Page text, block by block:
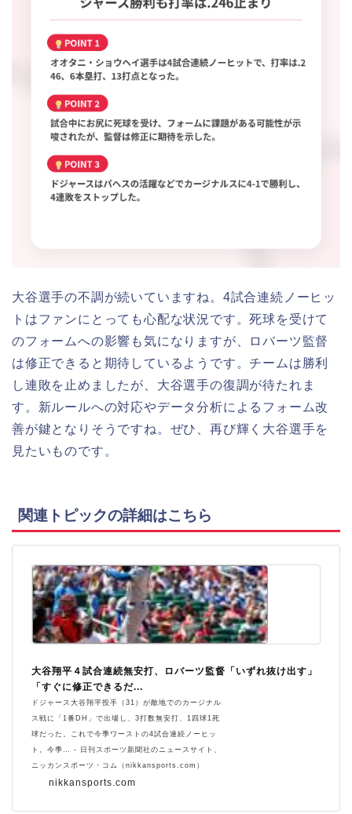
大谷選手の不調が続いていますね。4試合連続ノーヒッ
トはファンにとっても心配な状況です。死球を受けて
のフォームへの影響も気になりますが、ロバーツ監督
は修正できると期待しているようです。チームは勝利
し連敗を止めましたが、大谷選手の復調が待たれま
す。新ルールへの対応やデータ分析によるフォーム改
善が鍵となりそうですね。ぜひ、再び輝く大谷選手を
見たいものです。
関連トピックの詳細はこちら
nikkansports.com
大谷翔平４試合連続無安打、ロバーツ監督「いずれ抜け出す」
「すぐに修正できるだ...
ドジャース大谷翔平投手（31）が敵地でのカージナル
ス戦に「1番DH」で出場し、3打数無安打、1四球1死
球だった。これで今季ワーストの4試合連続ノーヒッ
ト。今季… - 日刊スポーツ新聞社のニュースサイト、
ニッカンスポーツ・コム（nikkansports.com）